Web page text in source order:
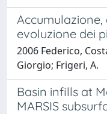
evoluzione dei
2006 Federico,
Giorgio; Frigeri, A.
Basin infills at
MARSIS